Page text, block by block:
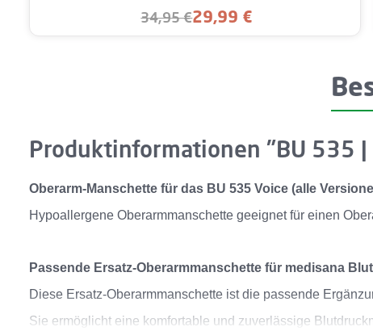
Verkaufspreis:
29,99 €
Regulärer Preis:
34,95 €
Produktinformationen "BU 535
Oberarm-Manschette für das BU 535 Voice (alle
Hypoallergene Oberarmmanschette geeignet für einen
Passende Ersatz-Oberarmmanschette für medisana
Diese Ersatz-Oberarmmanschette ist die passende
Sie ermöglicht eine komfortable und zuverlässige